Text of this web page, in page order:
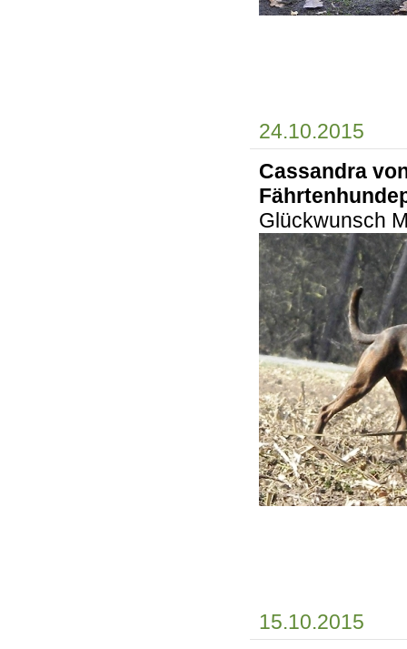
24.10.2015
Cassandra
Glückwunsch
15.10.2015